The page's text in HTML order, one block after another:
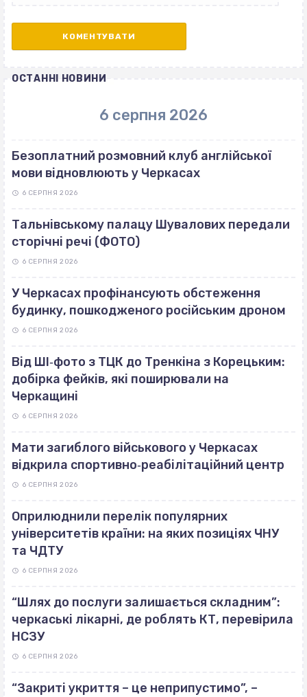
ОСТАННІ НОВИНИ
6 серпня 2026
Безоплатний розмовний клуб англійської
мови відновлюють у Черкасах
6 СЕРПНЯ 2026
Тальнівському палацу Шувалових передали
сторічні речі (ФОТО)
6 СЕРПНЯ 2026
У Черкасах профінансують обстеження
будинку, пошкодженого російським дроном
6 СЕРПНЯ 2026
Від ШІ‐фото з ТЦК до Тренкіна з Корецьким:
добірка фейків, які поширювали на
Черкащині
6 СЕРПНЯ 2026
Мати загиблого військового у Черкасах
відкрила спортивно‐реабілітаційний центр
6 СЕРПНЯ 2026
Оприлюднили перелік популярних
університетів країни: на яких позиціях ЧНУ
та ЧДТУ
6 СЕРПНЯ 2026
“Шлях до послуги залишається складним”:
черкаські лікарні, де роблять КТ, перевірила
НСЗУ
6 СЕРПНЯ 2026
“Закриті укриття – це неприпустимо”, –